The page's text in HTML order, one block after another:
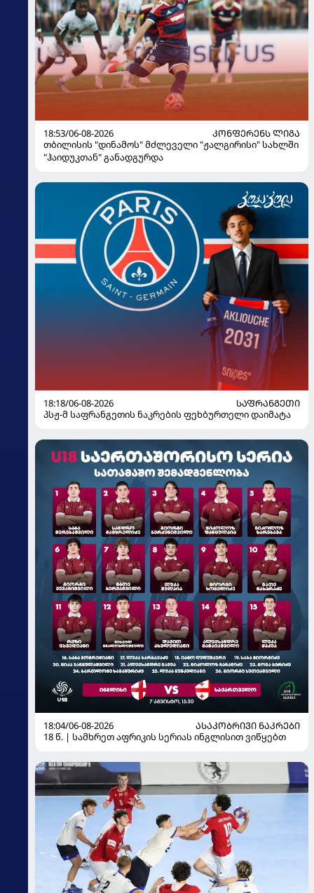
18:53/06-08-2026
ᲙᲝᲜᲤᲔᲠᲔᲜᲡ ᲚᲘᲒᲐ
თბილისის "დინამოს" მძლეველი "ჟალგირისი" სახლში
"ჰაიდუკთან" განადგურდა
18:18/06-08-2026
ᲡᲐᲤᲠᲐᲜᲒᲔᲗᲘ
პსჟ-მ საფრანგეთის ნაკრების ფეხბურთელი დაიმატა
18:04/06-08-2026
ᲐᲡᲐᲙᲝᲑᲠᲘᲕᲘ ᲜᲐᲙᲠᲔᲑᲘ
18 წ. | სამხრეთ აფრიკის სერიას ინგლისით ვიწყებთ